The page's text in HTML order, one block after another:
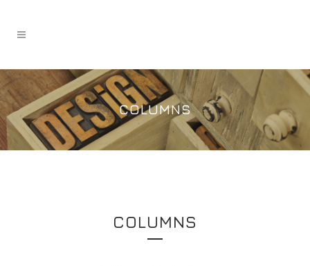
COLUMNS
COLUMNS